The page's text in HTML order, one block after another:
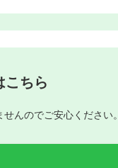
こちら
んのでご安心ください。